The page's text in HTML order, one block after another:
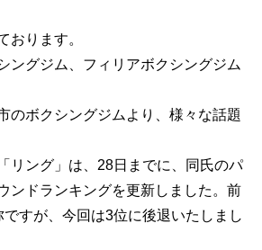
おります。
ングジム、フィリアボクシングジム
のボクシングジムより、様々な話題
リング」は、28日までに、同氏のパ
ンドランキングを更新しました。前
すが、今回は3位に後退いたしまし